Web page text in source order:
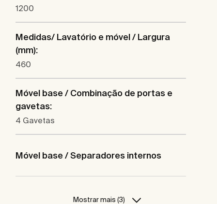
1200
Medidas/ Lavatório e móvel / Largura
(mm):
460
Móvel base / Combinação de portas e
gavetas:
4 Gavetas
Móvel base / Separadores internos
Mostrar mais (3)